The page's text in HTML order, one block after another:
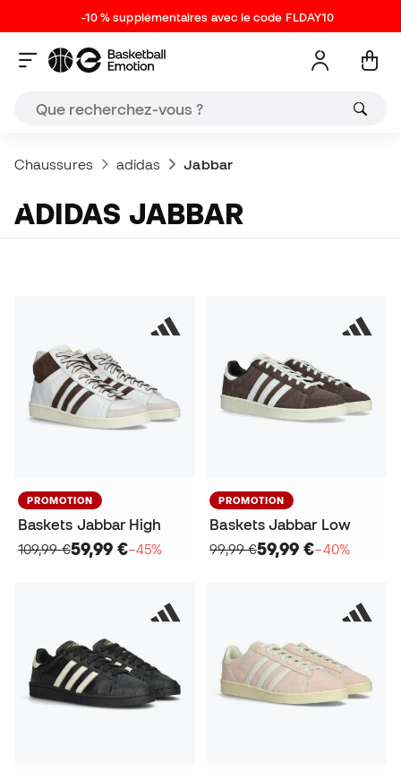
-10 % supplémentaires avec le code FLDAY10
Chaussures adidas Jabbar
ADIDAS JABBAR
PROMOTION
Baskets Jabbar High
109,99 €59,99 €−45%
PROMOTION
Baskets Jabbar Low
99,99 €59,99 €−40%